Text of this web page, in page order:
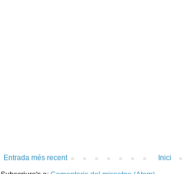
Entrada més recent
Inici